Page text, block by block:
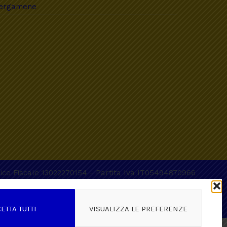
TUTTI VISUALIZZA LE PREFERENZE
Fiscale 13022270154 - Partita Iva IT05494870966
perseguendo senza scopo di lucro finalità civiche,